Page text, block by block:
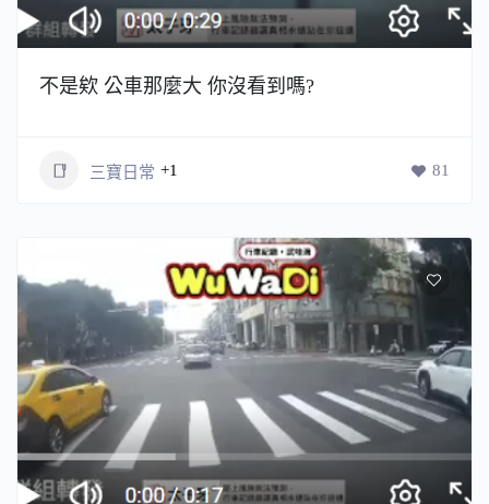
不是欸 公車那麼大 你沒看到嗎?
三寶日常 +1 81